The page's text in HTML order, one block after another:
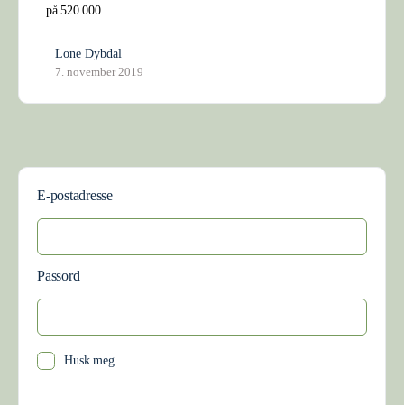
på 520.000…
Lone Dybdal
7. november 2019
E-postadresse
Passord
Husk meg